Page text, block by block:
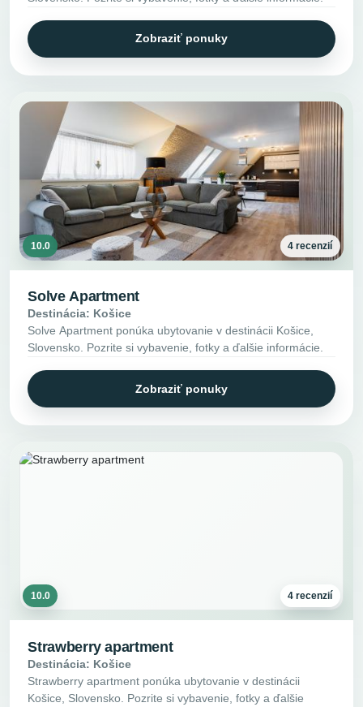
Zobraziť ponuky
10.0 4 recenzií
Solve Apartment
Destinácia: Košice
Solve Apartment ponúka ubytovanie v destinácii Košice,
Slovensko. Pozrite si vybavenie, fotky a ďalšie informácie.
Zobraziť ponuky
10.0 4 recenzií
Strawberry apartment
Destinácia: Košice
Strawberry apartment ponúka ubytovanie v destinácii
Košice, Slovensko. Pozrite si vybavenie, fotky a ďalšie